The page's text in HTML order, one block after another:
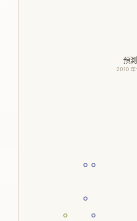
預
2010